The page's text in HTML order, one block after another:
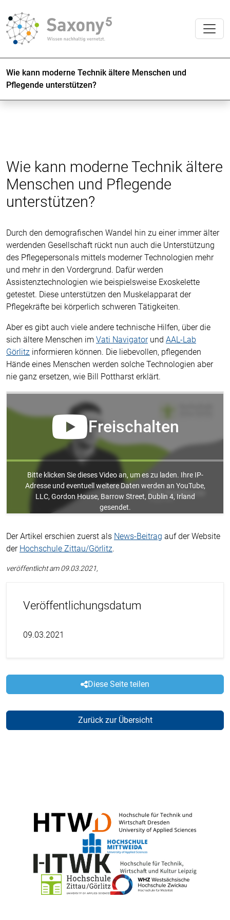
Wie kann moderne Technik ältere Menschen und
Pflegende unterstützen?
Wie kann moderne Technik ältere
Menschen und Pflegende
unterstützen?
Durch den demografischen Wandel hin zu einer immer älter
werdenden Gesellschaft rückt nun auch die Unterstützung
des Pflegepersonals mittels moderner Technologien mehr
und mehr in den Vordergrund. Dafür werden
Assistenztechnologien wie beispielsweise Exoskelette
getestet. Diese unterstützen den Muskelapparat der
Pflegekräfte bei körperlich schweren Tätigkeiten.
Aber es gibt auch viele andere technische Hilfen, über die
sich ältere Menschen im Vati Navigatorund AAL-Lab
Görlitz informieren können. Die liebevollen, pflegenden
Hände eines Menschen werden solche Technologien aber
nie ganz ersetzen, wie Bill Pottharst erklärt.
Freischalten
Bitte klicken Sie dieses Video an, um es zu laden. Ihre IP-
Adresse und eventuell weitere Daten werden an YouTube,
LLC, Gordon House, Barrow Street, Dublin 4, Irland
gesendet.
Der Artikel erschien zuerst als News-Beitrag auf der Website
der Hochschule Zittau/Görlitz.
veröffentlicht am 09.03.2021,
Veröffentlichungsdatum
09.03.2021
Diese Seite teilen
Zurück zur Übersicht